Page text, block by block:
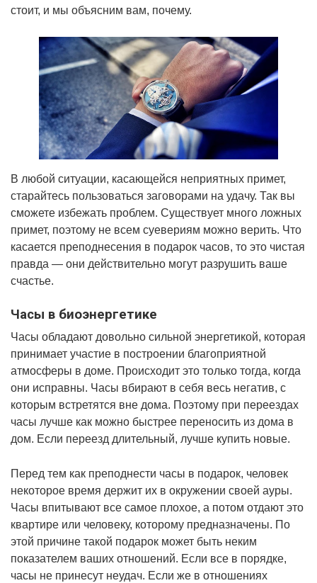
стоит, и мы объясним вам, почему.
В любой ситуации, касающейся неприятных примет,
старайтесь пользоваться заговорами на удачу. Так вы
сможете избежать проблем. Существует много ложных
примет, поэтому не всем суевериям можно верить. Что
касается преподнесения в подарок часов, то это чистая
правда — они действительно могут разрушить ваше
счастье.
Часы в биоэнергетике
Часы обладают довольно сильной энергетикой, которая
принимает участие в построении благоприятной
атмосферы в доме. Происходит это только тогда, когда
они исправны. Часы вбирают в себя весь негатив, с
которым встретятся вне дома. Поэтому при переездах
часы лучше как можно быстрее переносить из дома в
дом. Если переезд длительный, лучше купить новые.
Перед тем как преподнести часы в подарок, человек
некоторое время держит их в окружении своей ауры.
Часы впитывают все самое плохое, а потом отдают это
квартире или человеку, которому предназначены. По
этой причине такой подарок может быть неким
показателем ваших отношений. Если все в порядке,
часы не принесут неудач. Если же в отношениях